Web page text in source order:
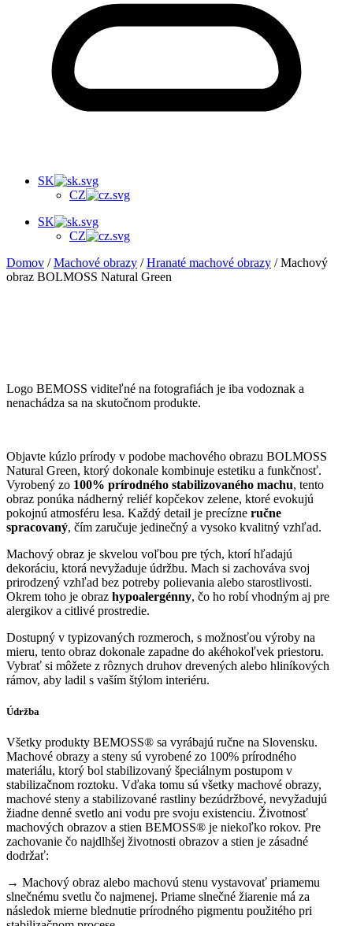
SK
CZ
SK
CZ
Domov /Machové obrazy /Hranaté machové obrazy / Machový
obraz BOLMOSS Natural Green
Logo BEMOSS viditeľné na fotografiách je iba vodoznak a
nenachádza sa na skutočnom produkte.
Objavte kúzlo prírody v podobe machového obrazu BOLMOSS
Natural Green, ktorý dokonale kombinuje estetiku a funkčnosť.
Vyrobený zo 100% prírodného stabilizovaného machu, tento
obraz ponúka nádherný reliéf kopčekov zelene, ktoré evokujú
pokojnú atmosféru lesa. Každý detail je precízne ručne
spracovaný, čím zaručuje jedinečný a vysoko kvalitný vzhľad.
Machový obraz je skvelou voľbou pre tých, ktorí hľadajú
dekoráciu, ktorá nevyžaduje údržbu. Mach si zachováva svoj
prirodzený vzhľad bez potreby polievania alebo starostlivosti.
Okrem toho je obraz hypoalergénny, čo ho robí vhodným aj pre
alergikov a citlivé prostredie.
Dostupný v typizovaných rozmeroch, s možnosťou výroby na
mieru, tento obraz dokonale zapadne do akéhokoľvek priestoru.
Vybrať si môžete z rôznych druhov drevených alebo hliníkových
rámov, aby ladil s vaším štýlom interiéru.
Údržba
Všetky produkty BEMOSS® sa vyrábajú ručne na Slovensku.
Machové obrazy a steny sú vyrobené zo 100% prírodného
materiálu, ktorý bol stabilizovaný špeciálnym postupom v
stabilizačnom roztoku. Vďaka tomu sú všetky machové obrazy,
machové steny a stabilizované rastliny bezúdržbové, nevyžadujú
žiadne denné svetlo ani vodu pre svoju existenciu. Životnosť
machových obrazov a stien BEMOSS® je niekoľko rokov. Pre
zachovanie čo najdlhšej životnosti obrazov a stien je zásadné
dodržať:
→ Machový obraz alebo machovú stenu vystavovať priamemu
slnečnému svetlu čo najmenej. Priame slnečné žiarenie má za
následok mierne blednutie prírodného pigmentu použitého pri